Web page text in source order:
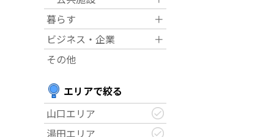
暮らす
＋
ビジネス・企業
＋
その他
エリアで絞る
山口エリア
湯田エリア